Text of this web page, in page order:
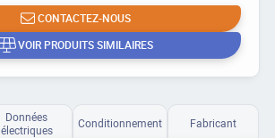
CONTACTEZ-NOUS
VOIR PRODUITS SIMILAIRES
Données
électriques
Conditionnement Fabricant